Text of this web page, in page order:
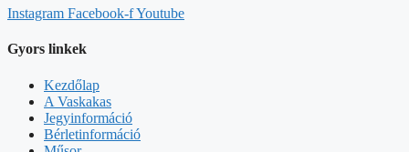
Instagram Facebook-fYoutube
Gyors linkek
Kezdőlap
A Vaskakas
Jegyinformáció
Bérletinformáció